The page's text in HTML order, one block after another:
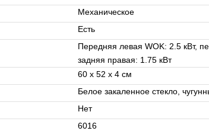
Механическое
Есть
Передняя левая WOK: 2.5 кВт,
задняя правая: 1.75 кВт
60 x 52 x 4 см
Белое закаленное стекло,
Нет
6016